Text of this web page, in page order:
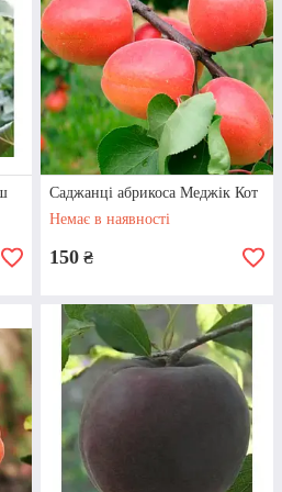
САДЖАНЦІ
Саджанці абрикоса Меджік Кот
Немає в наявності
150 ₴